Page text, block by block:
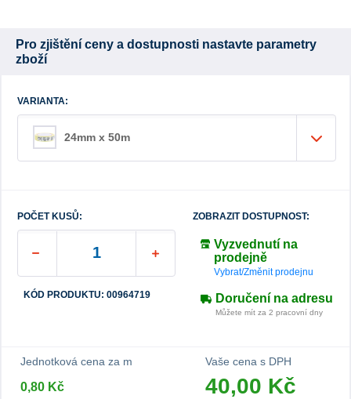
Pro zjištění ceny a dostupnosti nastavte parametry
zboží
VARIANTA:
24mm x 50m
POČET KUSŮ:
KÓD PRODUKTU: 00964719
ZOBRAZIT DOSTUPNOST:
Vyzvednutí na
prodejně
Vybrat/Změnit prodejnu
Doručení na adresu
Můžete mít za 2 pracovní dny
Jednotková cena za m
0,80 Kč
Vaše cena s DPH
40,00 Kč